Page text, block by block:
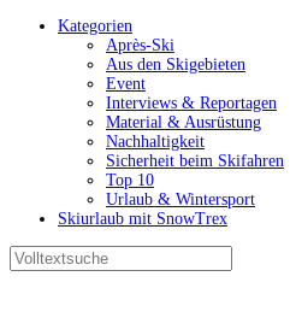
Kategorien
Après-Ski
Aus den Skigebieten
Event
Interviews & Reportagen
Material & Ausrüstung
Nachhaltigkeit
Sicherheit beim Skifahren
Top 10
Urlaub & Wintersport
Skiurlaub mit SnowTrex